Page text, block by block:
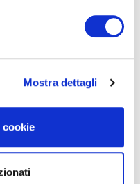
Mostra dettagli